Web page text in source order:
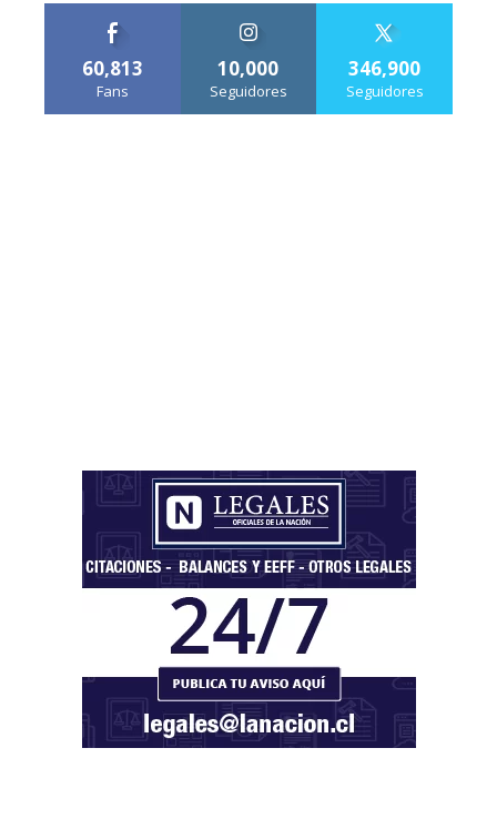
60,813
Fans
10,000
Seguidores
346,900
Seguidores